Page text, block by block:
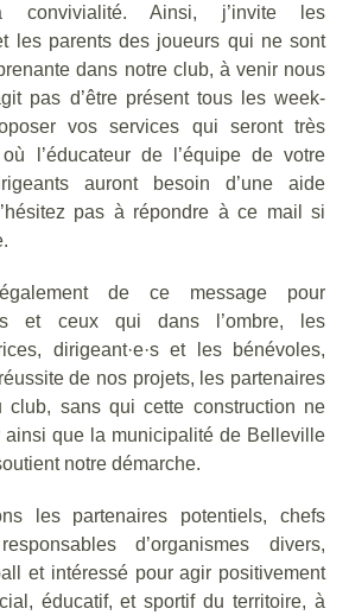
convivialité. Ainsi, j’invite les
les parents des joueurs qui ne sont
dans notre club, à venir nous
pas d’être présent tous les week-
vos services qui seront très
l’éducateur de l’équipe de votre
auront besoin d’une aide
pas à répondre à ce mail si
de ce message pour
et ceux qui dans l’ombre, les
dirigeant·e·s et les bénévoles,
de nos projets, les partenaires
club, sans qui cette construction ne
ainsi que la municipalité de Belleville
notre démarche.
les partenaires potentiels, chefs
d’organismes divers,
et intéressé pour agir positivement
éducatif, et sportif du territoire, à